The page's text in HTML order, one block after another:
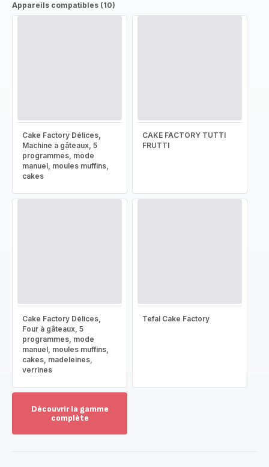
Appareils compatibles (10)
Cake Factory Délices,
Machine à gâteaux, 5
programmes, mode
manuel, moules muffins,
cakes
CAKE FACTORY TUTTI
FRUTTI
Cake Factory Délices,
Four à gâteaux, 5
programmes, mode
manuel, moules muffins,
cakes, madeleines,
verrines
Tefal Cake Factory
Découvrir la gamme
complète